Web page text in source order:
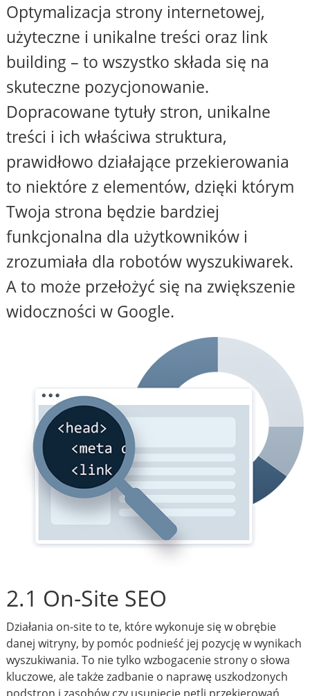
Optymalizacja strony internetowej,
użyteczne i unikalne treści oraz link
building – to wszystko składa się na
skuteczne pozycjonowanie.
Dopracowane tytuły stron, unikalne
treści i ich właściwa struktura,
prawidłowo działające przekierowania
to niektóre z elementów, dzięki którym
Twoja strona będzie bardziej
funkcjonalna dla użytkowników i
zrozumiała dla robotów wyszukiwarek.
A to może przełożyć się na zwiększenie
widoczności w Google.
2.1 On-Site SEO
Działania on-site to te, które wykonuje się w obrębie
danej witryny, by pomóc podnieść jej pozycję w wynikach
wyszukiwania. To nie tylko wzbogacenie strony o słowa
kluczowe, ale także zadbanie o naprawę uszkodzonych
podstron i zasobów czy usunięcie pętli przekierowań.